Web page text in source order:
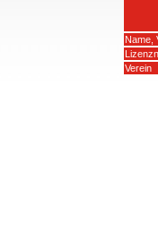
Name,
Verein